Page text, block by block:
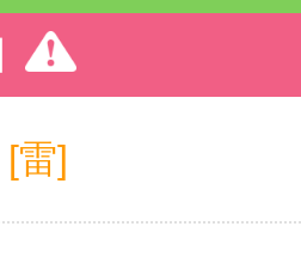
[雷]